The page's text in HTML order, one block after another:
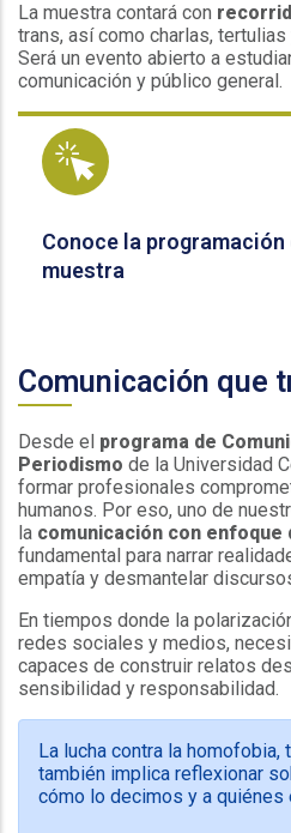
La muestra contará con
trans, así como charlas,
Será un evento abierto a
comunicación y público general.
Conoce la
muestra
Comunicación que
Desde el programa de
Periodismo de la Universidad
formar profesionales
humanos. Por eso, uno de
la comunicación con enfoque
fundamental para narrar
empatía y desmantelar
En tiempos donde la
redes sociales y medios,
capaces de construir relatos
sensibilidad y responsabilidad.
La lucha contra la
también implica reflexionar
cómo lo decimos y a quiénes